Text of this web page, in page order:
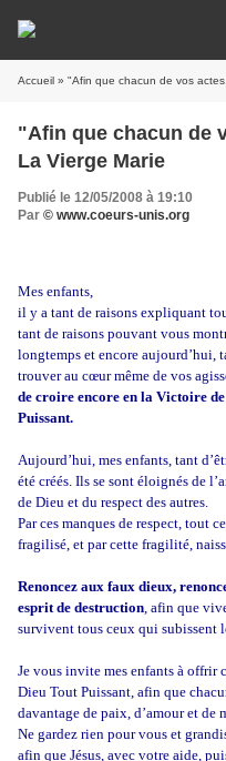
Accueil » "Afin que chacun de vos
"Afin que chacun de
La Vierge Marie
Publié le 12/05/2008 à 19:10
Par © www.coeurs-unis.org
Mes enfants,
il y a tant de raisons expliquant
tant de raisons pouvant vous
longtemps et encore aujourd’hui,
trouver au cœur même de vos
de croire encore en la Victoire
Puissant.
Aujourd’hui, mes enfants, tant
été créés. Ils se sont éloignés de
de Dieu et du respect des autres.
Par ces manques de respect, tout
fragilisé, et par cette fragilité,
Renoncez aux faux dieux,
esprit de destruction, afin que
survivent tous ceux qui subissent
Je vous invite mes enfants à offrir
Dieu Tout Puissant, afin que
davantage de paix, d’amour et de
Ne gardez rien pour vous et
afin que Jésus, avec votre aide,